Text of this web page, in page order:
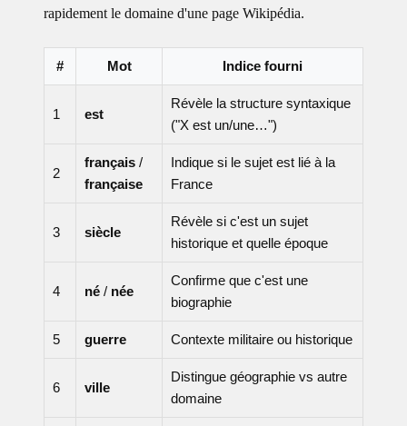
rapidement le domaine d'une page Wikipédia.
# Mot Indice fourni
1 est
Révèle la structure syntaxique
("X est un/une…")
2
français/
française
Indique si le sujet est lié à la
France
3 siècle
Révèle si c'est un sujet
historique et quelle époque
4 né/ née
Confirme que c'est une
biographie
5 guerre Contexte militaire ou historique
6 ville
Distingue géographie vs autre
domaine